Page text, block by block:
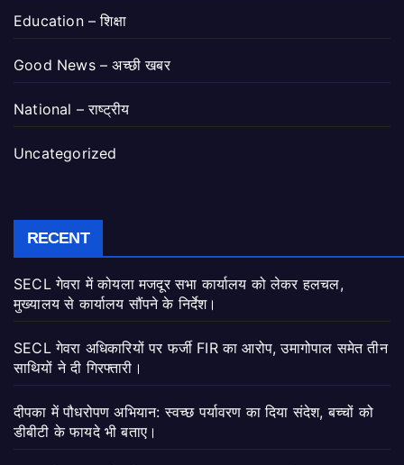
Education – शिक्षा
Good News – अच्छी खबर
National – राष्ट्रीय
Uncategorized
RECENT
SECL गेवरा में कोयला मजदूर सभा कार्यालय को लेकर हलचल,
मुख्यालय से कार्यालय सौंपने के निर्देश।
SECL गेवरा अधिकारियों पर फर्जी FIR का आरोप, उमागोपाल समेत तीन
साथियों ने दी गिरफ्तारी।
दीपका में पौधरोपण अभियान: स्वच्छ पर्यावरण का दिया संदेश, बच्चों को
डीबीटी के फायदे भी बताए।